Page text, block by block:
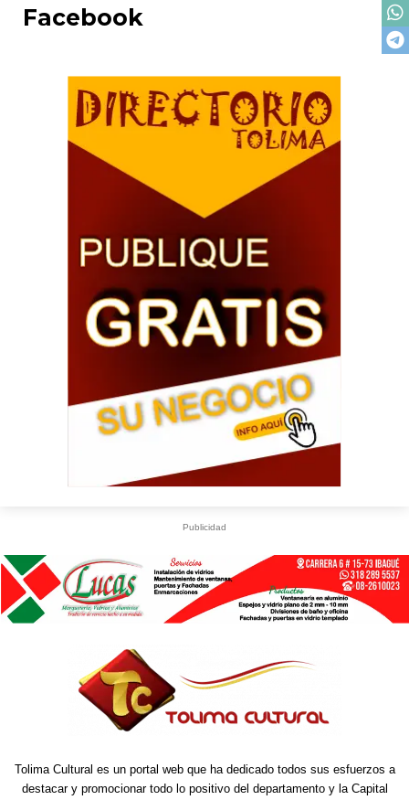
Facebook
Publicidad
Tolima Cultural es un portal web que ha dedicado todos sus esfuerzos a
destacar y promocionar todo lo positivo del departamento y la Capital